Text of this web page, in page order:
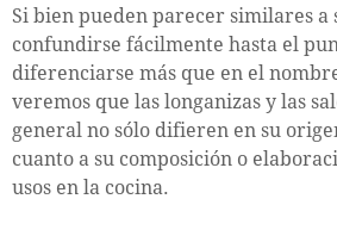
Si bien pueden parecer similares a
confundirse fácilmente hasta el
diferenciarse más que en el
veremos que las longanizas y las
general no sólo difieren en su
cuanto a su composición o
usos en la cocina.